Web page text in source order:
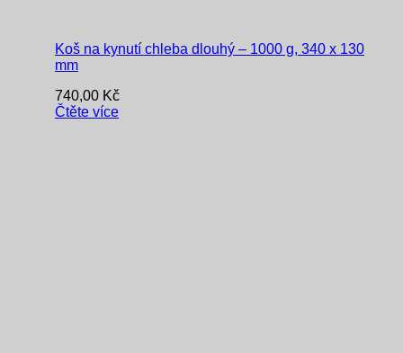
Koš na kynutí chleba dlouhý – 1000 g, 340 x 130
mm
740,00 Kč
Čtěte více